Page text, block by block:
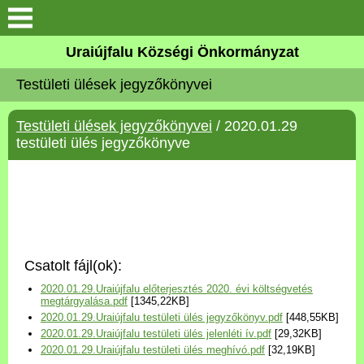
Köszöntő
Elérhetőségek
Uraiújfalu
Választási információk
Versenyképes Járások
Program
Uraiújfalu Községi Önkormányzat
Testületi ülések jegyzőkönyvei
Testületi ülések jegyzőkönyvei / 2020.01.29
testületi ülés jegyzőkönyve
Csatolt fájl(ok):
2020.01.29.Uraiújfalu előterjesztés 2020. évi költségvetés
megtárgyalása.pdf [1345,22KB]
2020.01.29.Uraiújfalu testületi ülés jegyzőkönyv.pdf [448,55KB]
2020.01.29.Uraiújfalu testületi ülés jelenléti ív.pdf [29,32KB]
2020.01.29.Uraiújfalu testületi ülés meghívó.pdf [32,19KB]